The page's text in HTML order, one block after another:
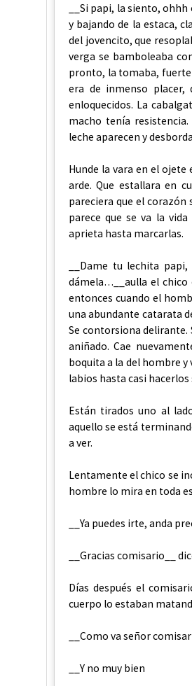
__Si papi, la siento,
y bajando de la estaca,
del jovencito, que
verga se bamboleaba
pronto, la tomaba,
era de inmenso placer,
enloquecidos. La
macho tenía
leche aparecen y
Hunde la vara en el ojete
arde. Que estallara en
pareciera que el corazón
parece que se va la
aprieta hasta marcarlas.
__Dame tu lechita
dámela…__aulla el chico
entonces cuando el
una abundante catarata
Se contorsiona delirante.
aniñado. Cae
boquita a la del hombre y
labios hasta casi
Están tirados uno al
aquello se está
a ver.
Lentamente el chico se
hombre lo mira en toda
__Ya puedes irte, anda
__Gracias comisario__
Días después el
cuerpo lo estaban
__Como va señor
__Y no muy bien